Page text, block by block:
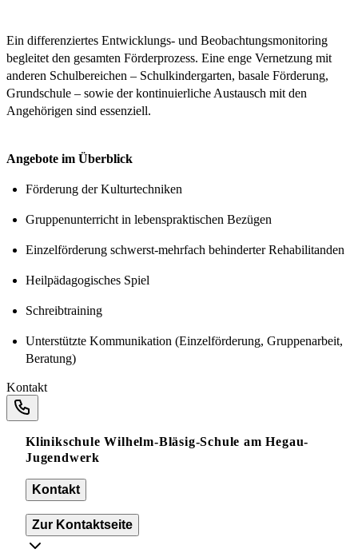
Ein differenziertes Entwicklungs- und Beobachtungsmonitoring
begleitet den gesamten Förderprozess. Eine enge Vernetzung mit
anderen Schulbereichen – Schulkindergarten, basale Förderung,
Grundschule – sowie der kontinuierliche Austausch mit den
Angehörigen sind essenziell.
Angebote im Überblick
Förderung der Kulturtechniken
Gruppenunterricht in lebenspraktischen Bezügen
Einzelförderung schwerst-mehrfach behinderter Rehabilitanden
Heilpädagogisches Spiel
Schreibtraining
Unterstützte Kommunikation (Einzelförderung, Gruppenarbeit,
Beratung)
Kontakt
Klinikschule Wilhelm-Bläsig-Schule am Hegau-
Jugendwerk
Kontakt
Zur Kontaktseite